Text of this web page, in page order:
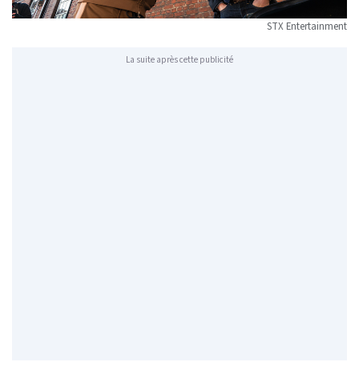
STX Entertainment
La suite après cette publicité